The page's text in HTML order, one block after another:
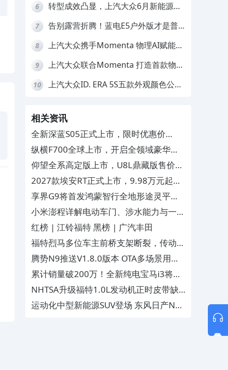
6
转型成效凸显，上汽大众6月新能源销
7
告别露营折腾！蓝电E5户外版才是普
8
上汽大众携手Momenta 物理AI赋能
9
上汽大众联合Momenta 打造首款物理
10
上汽大众ID. ERA 5S五款外观颜色公
相关资讯
全新深蓝S05正式上市，限时优惠价
11.59万元起
纵横F700全球上市，开启全领域豪华越
野皮卡新时代
仰望全系高定版上市，U8L鼎藏版售价
145.8万元
2027款埃安RT正式上市，9.98万元起，
搭载全球首款量产非晶电驱
享界G9将首发鸿蒙智行全地形途灵平
台，底盘能力超乎想象
小米澎程详解电动车门、涉水能力与一体
式热成型门环
红榜 | 江铃福特 黑榜 | 广汽丰田
福特烈马多位车主前桥支架断裂，传动轴
半路脱落险些失控
腾势N9推送V1.8.0版本 OTA多场景用车
体验获得优化
累计销量破200万！全新纯电宝马i3将亮
相成都车展
NHTSA升级福特1.0L发动机正时皮带缺
陷调查
运动化中型新能源SUV登场 东风日产NX7